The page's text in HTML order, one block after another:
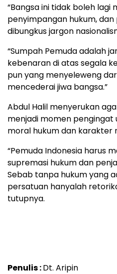
“Bangsa ini tidak boleh
penyimpangan hukum,
dibungkus jargon
“Sumpah Pemuda adalah
kebenaran di atas segala
pun yang menyeleweng
mencederai jiwa bangsa.”
Abdul Halil menyerukan
menjadi momen
moral hukum dan karakter
“Pemuda Indonesia harus
supremasi hukum dan
Sebab tanpa hukum yang
persatuan hanyalah
tutupnya.
Penulis :Dt. Aripin